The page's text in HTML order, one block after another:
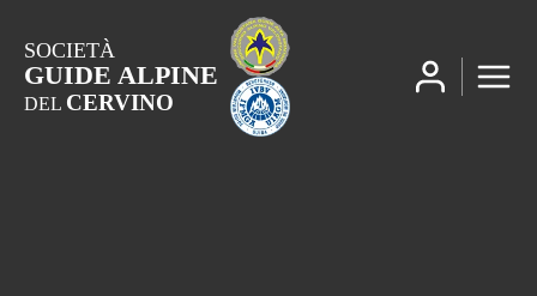
SOCIETÀ
GUIDE ALPINE
DEL CERVINO